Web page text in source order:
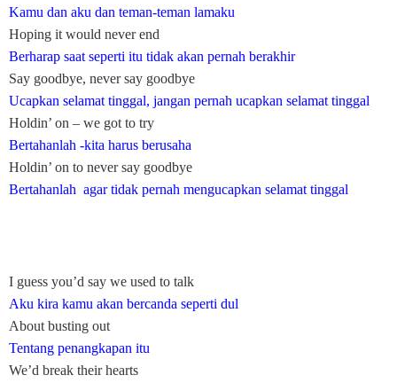
Kamu dan aku dan teman-teman lamaku
Hoping it would never end
Berharap saat seperti itu tidak akan pernah berakhir
Say goodbye, never say goodbye
Ucapkan selamat tinggal, jangan pernah ucapkan selamat tinggal
Holdin’ on – we got to try
Bertahanlah -kita harus berusaha
Holdin’ on to never say goodbye
Bertahanlah agar tidak pernah mengucapkan selamat tinggal
I guess you’d say we used to talk
Aku kira kamu akan bercanda seperti dul
About busting out
Tentang penangkapan itu
We’d break their hearts